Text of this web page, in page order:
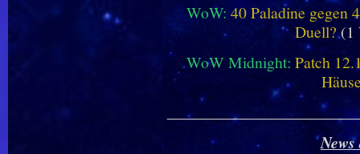
WoW: 40 Paladine gegen
Duell?(1
WoW Midnight: Patch